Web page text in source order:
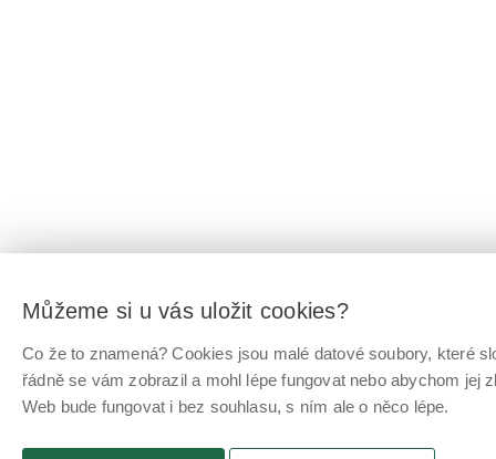
Můžeme si u vás uložit cookies?
Co že to znamená? Cookies jsou malé datové soubory, které
řádně se vám zobrazil a mohl lépe fungovat nebo abychom
Web bude fungovat i bez souhlasu, s ním ale o něco lépe.